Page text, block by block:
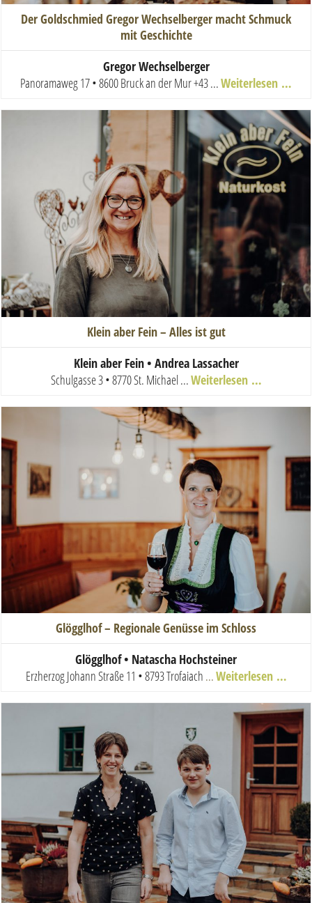
Der Goldschmied Gregor Wechselberger macht Schmuck
mit Geschichte
Gregor Wechselberger
Panoramaweg 17 • 8600 Bruck an der Mur+43 ...Weiterlesen …
Klein aber Fein – Alles ist gut
Klein aber Fein • Andrea Lassacher
Schulgasse 3 • 8770 St. Michael...Weiterlesen …
Glögglhof – Regionale Genüsse im Schloss
Glögglhof • Natascha Hochsteiner
Erzherzog Johann Straße 11 • 8793 Trofaiach ...Weiterlesen …